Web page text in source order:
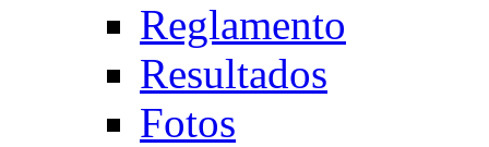
Reglamento
Resultados
Fotos